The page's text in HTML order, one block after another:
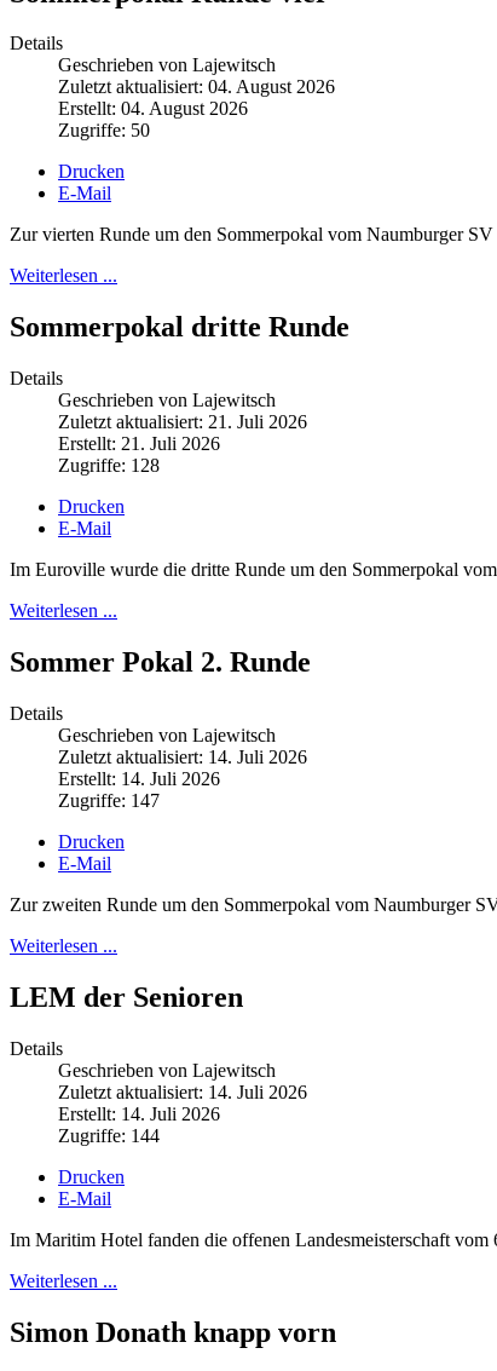
Details
Geschrieben von Lajewitsch
Zuletzt aktualisiert: 04. August 2026
Erstellt: 04. August 2026
Zugriffe: 50
Drucken
E-Mail
Zur vierten Runde um den Sommerpokal vom Naumburger
Weiterlesen ...
Sommerpokal dritte Runde
Details
Geschrieben von Lajewitsch
Zuletzt aktualisiert: 21. Juli 2026
Erstellt: 21. Juli 2026
Zugriffe: 128
Drucken
E-Mail
Im Euroville wurde die dritte Runde um den Sommerpokal
Weiterlesen ...
Sommer Pokal 2. Runde
Details
Geschrieben von Lajewitsch
Zuletzt aktualisiert: 14. Juli 2026
Erstellt: 14. Juli 2026
Zugriffe: 147
Drucken
E-Mail
Zur zweiten Runde um den Sommerpokal vom Naumburger
Weiterlesen ...
LEM der Senioren
Details
Geschrieben von Lajewitsch
Zuletzt aktualisiert: 14. Juli 2026
Erstellt: 14. Juli 2026
Zugriffe: 144
Drucken
E-Mail
Im Maritim Hotel fanden die offenen Landesmeisterschaft vom
Weiterlesen ...
Simon Donath knapp vorn